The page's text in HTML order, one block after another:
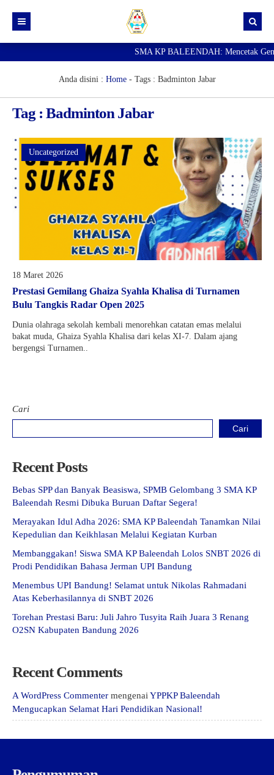
Data Guru
Portal Siswa
SPMB
SNBP
SMA KP BALEENDAH: Mencetak
Anda disini : Home- Tags : Badminton Jabar
Tag : Badminton Jabar
Uncategorized
18 Maret 2026
Prestasi Gemilang Ghaiza Syahla Khalisa di Turnamen
Bulu Tangkis Radar Open 2025
Dunia olahraga sekolah kembali menorehkan catatan emas melalui
bakat muda, Ghaiza Syahla Khalisa dari kelas XI-7. Dalam ajang
bergengsi Turnamen..
Cari
Cari
Recent Posts
Bebas SPP dan Banyak Beasiswa, SPMB Gelombang 3 SMA KP
Baleendah Resmi Dibuka Buruan Daftar Segera!
Merayakan Idul Adha 2026: SMA KP Baleendah Tanamkan Nilai
Kepedulian dan Keikhlasan Melalui Kegiatan Kurban
Membanggakan! Siswa SMA KP Baleendah Lolos SNBT 2026 di
Prodi Pendidikan Bahasa Jerman UPI Bandung
Menembus UPI Bandung! Selamat untuk Nikolas Rahmadani
Atas Keberhasilannya di SNBT 2026
Torehan Prestasi Baru: Juli Jahro Tusyita Raih Juara 3 Renang
O2SN Kabupaten Bandung 2026
Recent Comments
A WordPress Commenter mengenai YPPKP Baleendah
Mengucapkan Selamat Hari Pendidikan Nasional!